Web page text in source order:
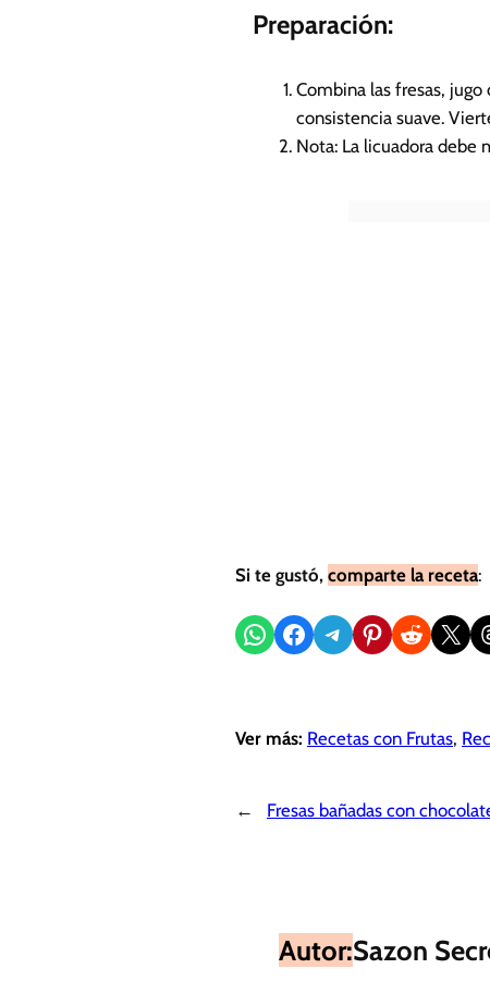
Preparación:
Combina las fresas, jugo
consistencia suave.
Nota: La licuadora debe
Si te gustó, comparte la receta:
Compartir en WhatsApp
Compartir en Facebook
Compartir en Telegram
Compartir en Pinterest
Compartir en Reddit
Compartir en X
Ver más: Recetas con Frutas,
← Fresas bañadas con
Autor:Sazon